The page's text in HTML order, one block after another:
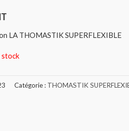
LA THOMASTIK SUPERFLEXIBLE
stock
Catégorie : THOMASTIK